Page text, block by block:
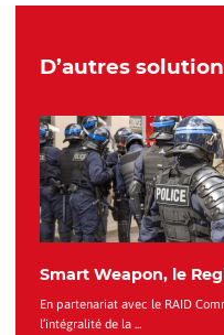
D’autres
Smart Weapon, le
En partenariat avec le RAID
l’intégralité de la ...